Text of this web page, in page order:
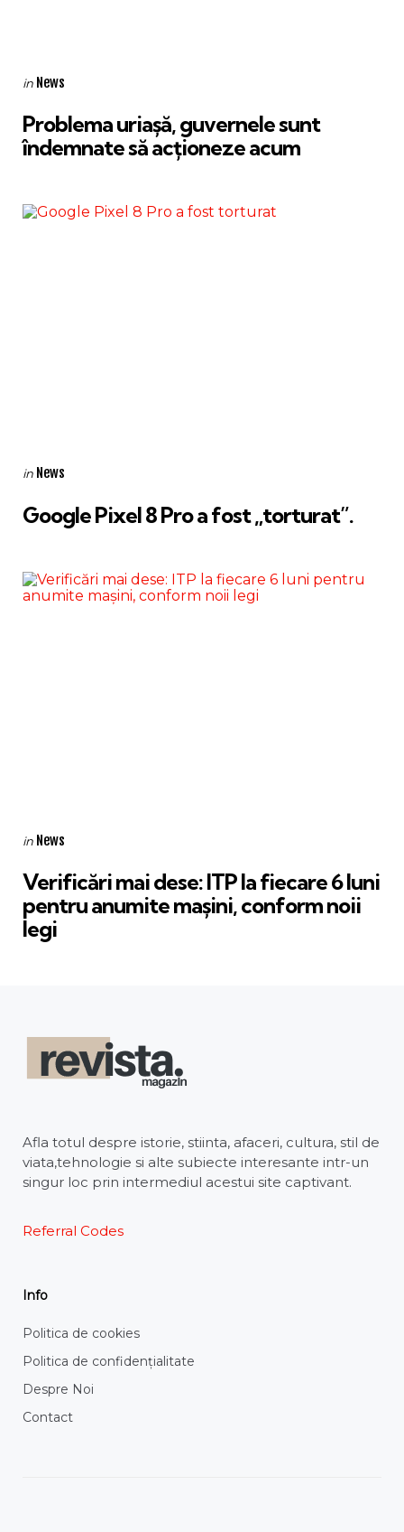
Categories
Posted
in News
Problema uriașă, guvernele sunt
îndemnate să acționeze acum
Categories
Posted
in News
Google Pixel 8 Pro a fost „torturat”.
Categories
Posted
in News
Verificări mai dese: ITP la fiecare 6 luni
pentru anumite mașini, conform noii
legi
Afla totul despre istorie, stiinta, afaceri, cultura, stil de
viata,tehnologie si alte subiecte interesante intr-un
singur loc prin intermediul acestui site captivant.
Referral Codes
Info
Politica de cookies
Politica de confidențialitate
Despre Noi
Contact